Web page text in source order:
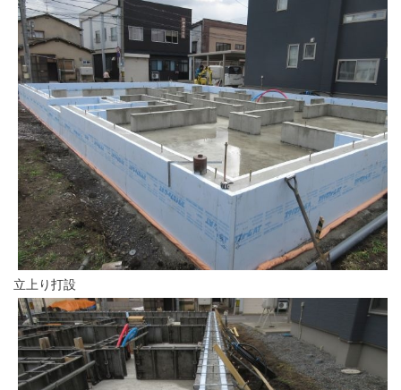
立上り打設